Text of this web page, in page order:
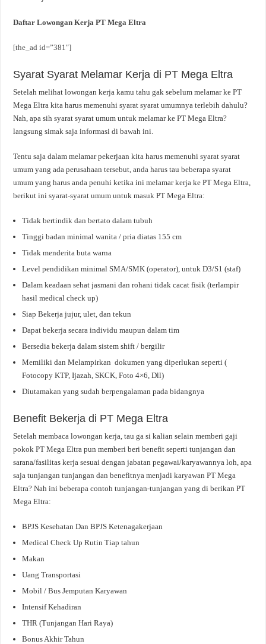
Daftar Lowongan Kerja PT Mega Eltra
[the_ad id=”381″]
Syarat Syarat Melamar Kerja di PT Mega Eltra
Setelah melihat lowongan kerja kamu tahu gak sebelum melamar ke PT
Mega Eltra kita harus memenuhi syarat syarat umumnya terlebih dahulu?
Nah, apa sih syarat syarat umum untuk melamar ke PT Mega Eltra?
langsung simak saja informasi di bawah ini.
Tentu saja dalam melamar pekerjaan kita harus memenuhi syarat syarat
umum yang ada perusahaan tersebut, anda harus tau beberapa syarat
umum yang harus anda penuhi ketika ini melamar kerja ke PT Mega Eltra,
berikut ini syarat-syarat umum untuk masuk PT Mega Eltra:
Tidak bertindik dan bertato dalam tubuh
Tinggi badan minimal wanita / pria diatas 155 cm
Tidak menderita buta warna
Level pendidikan minimal SMA/SMK (operator), untuk D3/S1 (staf)
Dalam keadaan sehat jasmani dan rohani tidak cacat fisik (terlampir
hasil medical check up)
Siap Bekerja jujur, ulet, dan tekun
Dapat bekerja secara individu maupun dalam tim
Bersedia bekerja dalam sistem shift / bergilir
Memiliki dan Melampirkan dokumen yang diperlukan seperti (
Fotocopy KTP, Ijazah, SKCK, Foto 4×6, Dll)
Diutamakan yang sudah berpengalaman pada bidangnya
Benefit Bekerja di PT Mega Eltra
Setelah membaca lowongan kerja, tau ga si kalian selain memberi gaji
pokok PT Mega Eltra pun memberi beri benefit seperti tunjangan dan
sarana/fasilitas kerja sesuai dengan jabatan pegawai/karyawannya loh, apa
saja tunjangan tunjangan dan benefitnya menjadi karyawan PT Mega
Eltra? Nah ini beberapa contoh tunjangan-tunjangan yang di berikan PT
Mega Eltra:
BPJS Kesehatan Dan BPJS Ketenagakerjaan
Medical Check Up Rutin Tiap tahun
Makan
Uang Transportasi
Mobil / Bus Jemputan Karyawan
Intensif Kehadiran
THR (Tunjangan Hari Raya)
Bonus Akhir Tahun